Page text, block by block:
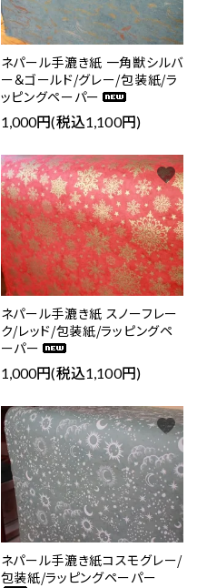
ネパール手漉き紙 一角獣シルバ
ー＆ゴールド/グレー/包装紙/ラ
ッピングペーパー
1,000円(税込1,100円)
ネパール手漉き紙 スノーフレー
ク/レッド/包装紙/ラッピングペ
ーパー
1,000円(税込1,100円)
favorite
ネパール手漉き紙コスモグレー/
包装紙/ラッピングペーパー
favorite